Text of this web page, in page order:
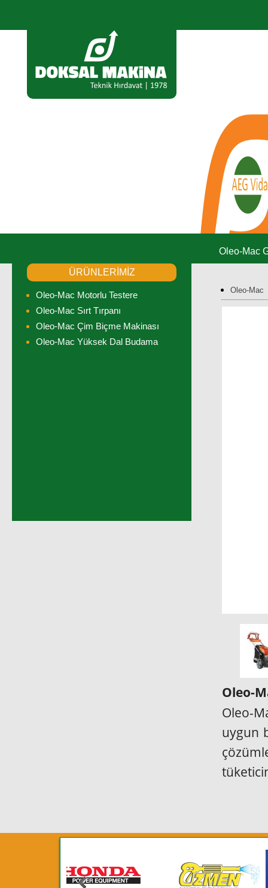
Oleo-Mac
ÜRÜNLERİMİZ
Oleo-Mac Motorlu Testere
Oleo-Mac Sırt Tırpanı
Oleo-Mac Çim Biçme Makinası
Oleo-Mac Yüksek Dal Budama
Oleo-Mac
Oleo-
Oleo-
uygun